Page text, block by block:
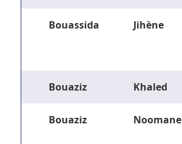
Bouassida Jihène
Bouaziz Khaled
Bouaziz Noomane